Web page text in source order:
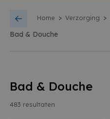
Home > Verzorging >
Bad & Douche
Bad & Douche
483 resultaten